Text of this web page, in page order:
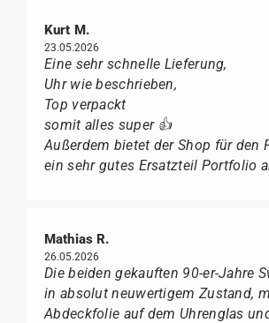
Kurt M.
23.05.2026
Eine sehr schnelle Lieferung,
Uhr wie beschrieben,
Top verpackt
somit alles super 👍
Außerdem bietet der Shop für den
ein sehr gutes Ersatzteil Portfolio
Mathias R.
26.05.2026
Die beiden gekauften 90-er-Jahre
in absolut neuwertigem Zustand,
Abdeckfolie auf dem Uhrenglas